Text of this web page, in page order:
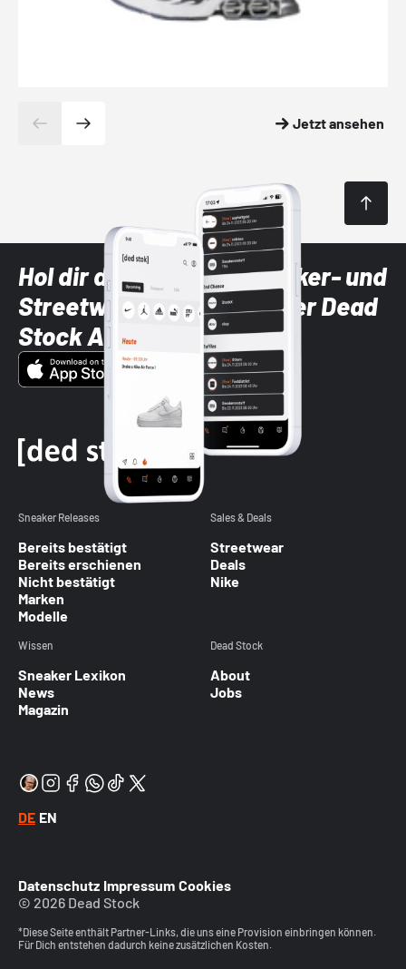
Jetzt ansehen
Hol dir die neuesten Sneaker- und
Streetwear-Brands mit der Dead
Stock App
Sneaker Releases
Bereits bestätigt
Bereits erschienen
Nicht bestätigt
Marken
Modelle
Sales & Deals
Streetwear
Deals
Nike
Wissen
Sneaker Lexikon
News
Magazin
Dead Stock
About
Jobs
DE EN
Datenschutz Impressum Cookies
© 2026 Dead Stock
*Diese Seite enthält Partner-Links, die uns eine Provision einbringen können.
Für Dich entstehen dadurch keine zusätzlichen Kosten.